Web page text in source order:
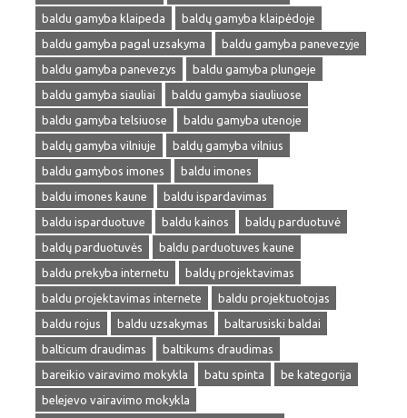
baldu gamyba klaipeda
baldų gamyba klaipėdoje
baldu gamyba pagal uzsakyma
baldu gamyba panevezyje
baldu gamyba panevezys
baldu gamyba plungeje
baldu gamyba siauliai
baldu gamyba siauliuose
baldu gamyba telsiuose
baldu gamyba utenoje
baldų gamyba vilniuje
baldų gamyba vilnius
baldu gamybos imones
baldu imones
baldu imones kaune
baldu ispardavimas
baldu isparduotuve
baldu kainos
baldų parduotuvė
baldų parduotuvės
baldu parduotuves kaune
baldu prekyba internetu
baldų projektavimas
baldu projektavimas internete
baldu projektuotojas
baldu rojus
baldu uzsakymas
baltarusiski baldai
balticum draudimas
baltikums draudimas
bareikio vairavimo mokykla
batu spinta
be kategorija
belejevo vairavimo mokykla